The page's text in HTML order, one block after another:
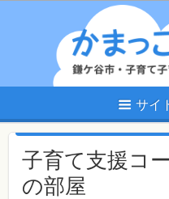
サイ
子育て支援コ
の部屋